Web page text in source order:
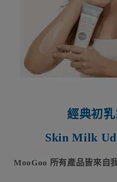
經典初
Skin Milk
MooGoo 所有產品皆來自